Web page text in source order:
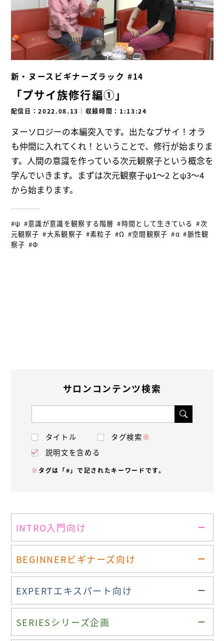
新・ヌースビギナーズラック #14
「プサイ族修行編①」
配信日：2022.08.13 ｜ 収録時間：1:13:24
ヌーソロジーの本編突入です。出たなプサイ！オラ
も仲間に入れてくれ！ということで、修行が始まりま
す。人間の意識を作っている次元観察子という概念を
学んでいきます。まずは次元観察子ψ1～2 とψ3～4
から始まります。
#ψ #意識が意識を観察する階層 #時間として生きている #次
元観察子 #大系観察子 #素粒子 #Ω #空間観察子 #α #脈性観
察子 #Φ
サロンコンテンツ検索
タイトル タグ検索※
説明文を含める
※ タグは「#」で記されたキーワードです。
INTRO入門向け
BEGINNERビギナーズ向け
EXPERTエキスパート向け
SERIESシリーズ企画